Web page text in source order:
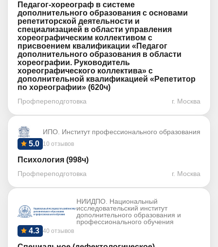
Педагог-хореограф в системе
дополнительного образования с основами
репетиторской деятельности и
специализацией в области управления
хореографическим коллективом с
присвоением квалификации «Педагог
дополнительного образования в области
хореографии. Руководитель
хореографического коллектива» с
дополнительной квалификацией «Репетитор
по хореографии» (620ч)
Профпереподготовка г. Москва
ИПО. Институт профессионального образования
10 отзывов
5.0
Психология (998ч)
Профпереподготовка г. Москва
НИИДПО. Национальный
исследовательский институт
дополнительного образования и
профессионального обучения
40 отзывов
4.3